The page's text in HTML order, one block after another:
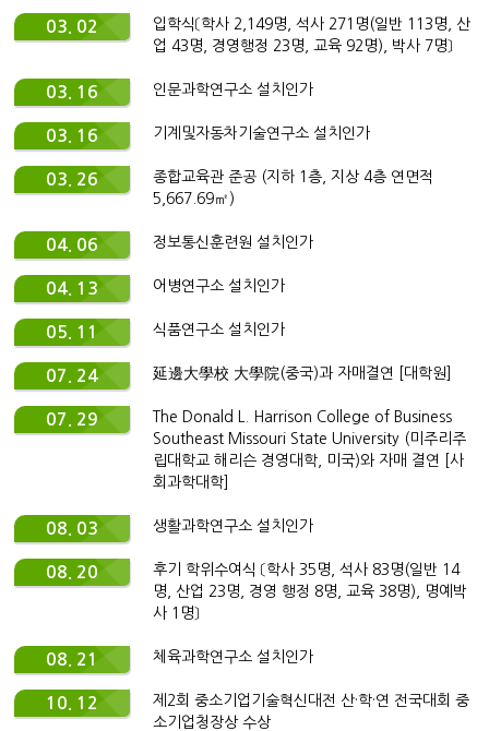
03. 02
입학식〔학사 2,149명, 석사 271명(일반 113명, 산
업 43명, 경영행정 23명, 교육 92명), 박사 7명〕
03. 16 인문과학연구소 설치인가
03. 16 기계및자동차기술연구소 설치인가
03. 26
종합교육관 준공 (지하 1층, 지상 4층 연면적
5,667.69㎡)
04. 06 정보통신훈련원 설치인가
04. 13 어병연구소 설치인가
05. 11 식품연구소 설치인가
07. 24 延邊大學校 大學院(중국)과 자매결연 [대학원]
07. 29
The Donald L. Harrison College of Business
Southeast Missouri State University (미주리주
립대학교 해리슨 경영대학, 미국)와 자매 결연 [사
회과학대학]
08. 03 생활과학연구소 설치인가
08. 20
후기 학위수여식 〔학사 35명, 석사 83명(일반 14
명, 산업 23명, 경영 행정 8명, 교육 38명), 명예박
사 1명〕
08. 21 체육과학연구소 설치인가
10. 12
제2회 중소기업기술혁신대전 산·학·연 전국대회 중
소기업청장상 수상